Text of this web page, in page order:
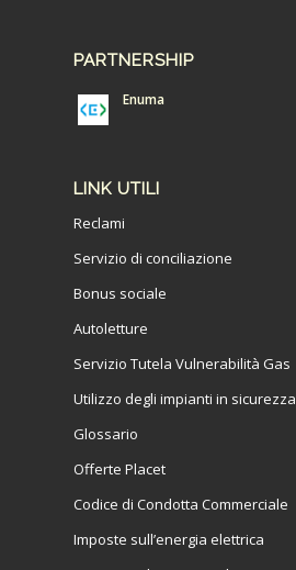
PARTNERSHIP
Enuma
LINK UTILI
Reclami
Servizio di conciliazione
Bonus sociale
Autoletture
Servizio Tutela Vulnerabilità Gas
Utilizzo degli impianti in sicurezza
Glossario
Offerte Placet
Codice di Condotta Commerciale
Imposte sull’energia elettrica